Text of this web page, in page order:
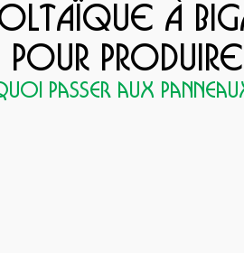
À
POUR
passer aux